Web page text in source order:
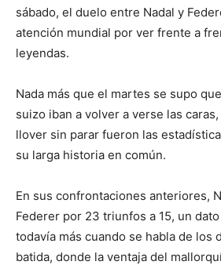
sábado, el duelo entre Nadal y
atención mundial por ver frente a
leyendas.
Nada más que el martes se supo
suizo iban a volver a verse las
llover sin parar fueron las
su larga historia en común.
En sus confrontaciones anteriores,
Federer por 23 triunfos a 15, un
todavía más cuando se habla de los
batida, donde la ventaja del